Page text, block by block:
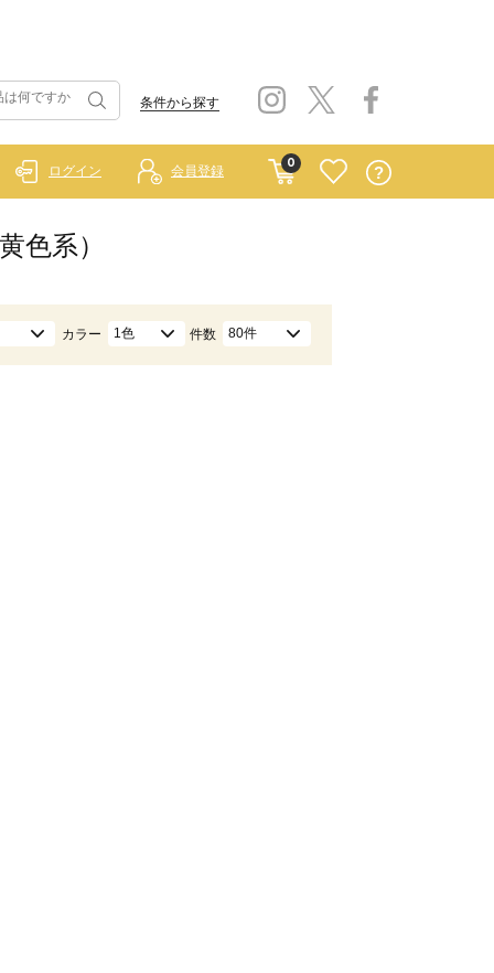
条件から探す
0
ログイン 会員登録
色系）
カラー 1色 件数 80件